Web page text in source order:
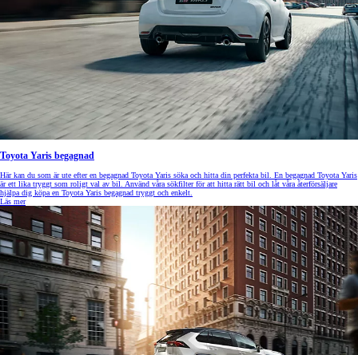
Toyota Yaris begagnad
Här kan du som är ute efter en begagnad Toyota Yaris söka och hitta din perfekta bil. En begagnad Toyota Yaris
är ett lika tryggt som roligt val av bil. Använd våra sökfilter för att hitta rätt bil och låt våra återförsäljare
hjälpa dig köpa en Toyota Yaris begagnad tryggt och enkelt.
Läs mer